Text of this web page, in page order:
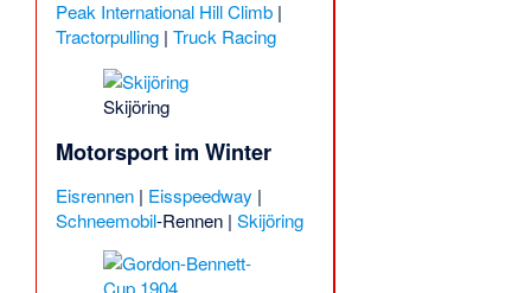
Peak International Hill Climb|
Tractorpulling| Truck Racing
Skijöring
Motorsport im Winter
Eisrennen| Eisspeedway |
Schneemobil-Rennen | Skijöring